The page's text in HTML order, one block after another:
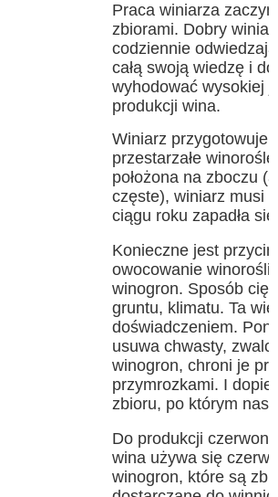
Praca winiarza
zbiorami. Dobry
codziennie
całą swoją wiedzę i
wyhodować wysokiej
produkcji wina.
Winiarz przygotowuje
przestarzałe
położona na zboczu
częste), winiarz musi
ciągu roku zapadła
Konieczne jest
owocowanie winorośli
winogron. Sposób
gruntu, klimatu. Ta
doświadczeniem.
usuwa chwasty,
winogron, chroni je
przymrozkami. I
zbioru, po którym
Do produkcji
wina używa się
winogron, które są